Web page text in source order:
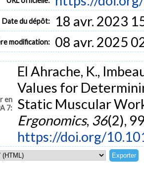
Date du dépôt: 18 avr. 2023
modification: 08 avr. 2025
en
7:
El Ahrache, K.,
Values for
Static Muscular
Ergonomics, 36(2),
https://doi.org/